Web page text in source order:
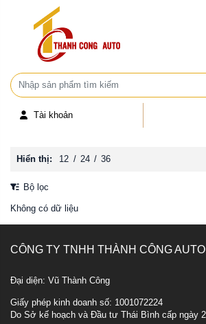
Tài khoản
Hiển thị: 12 / 24 / 36
Bộ lọc
Không có dữ liệu
CÔNG TY TNHH THÀNH CÔNG AUTO
Đại diện: Vũ Thành Công
Giấy phép kinh doanh số: 1001072224
Do Sở kế hoạch và Đầu tư Thái Bình cấp ngày